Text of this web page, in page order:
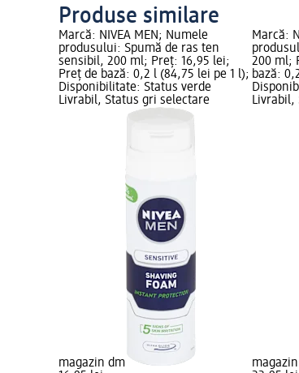
Produse similare
Marcă: NIVEA MEN; Numele
produsului: Spumă de ras ten
sensibil, 200 ml; Preț: 16,95 lei;
Preț de bază: 0,2 l (84,75 lei pe 1 l);
Disponibilitate: Status verde
Livrabil, Status gri selectare
magazin dm
Marcă:
200 ml;
bază:
Livrabil,